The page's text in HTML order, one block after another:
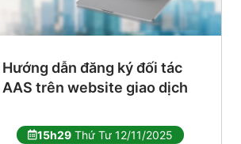
Hướng dẫn đăng ký đối tác
AAS trên website giao dịch
15h29 Thứ Tư 12/11/2025